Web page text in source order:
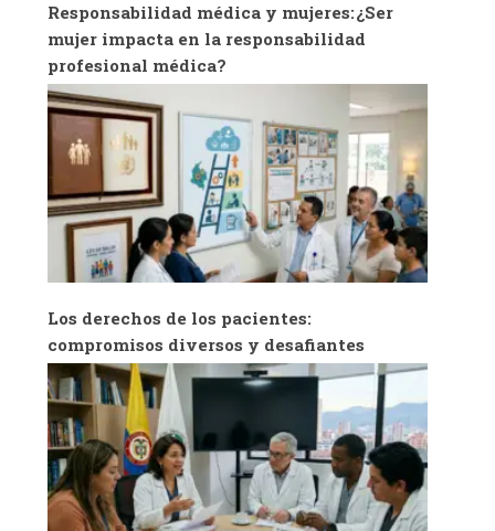
Responsabilidad médica y mujeres: ¿Ser
mujer impacta en la responsabilidad
profesional médica?
Los derechos de los pacientes:
compromisos diversos y desafiantes